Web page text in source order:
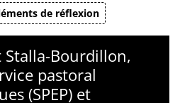
de réflexion
Stalla-Bourdillon,
pastoral
(SPEP) et